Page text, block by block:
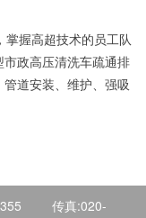
握高超技术的员工队
政高压清洗车疏通排
道安装、维护、强吸
传真:020-